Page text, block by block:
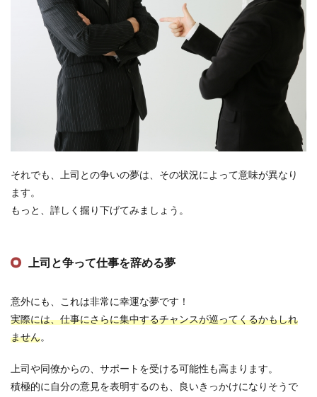
それでも、上司との争いの夢は、その状況によって意味が異なり
ます。
もっと、詳しく掘り下げてみましょう。
上司と争って仕事を辞める夢
意外にも、これは非常に幸運な夢です！
実際には、仕事にさらに集中するチャンスが巡ってくるかもしれ
ません。
上司や同僚からの、サポートを受ける可能性も高まります。
積極的に自分の意見を表明するのも、良いきっかけになりそうで